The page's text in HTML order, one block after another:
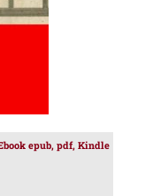
epub, pdf, Kindle